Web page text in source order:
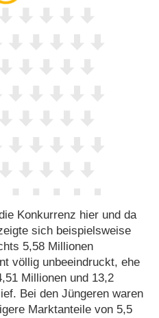
Konkurrenz hier und da
sich beispielsweise
5,58 Millionen
völlig unbeeindruckt, ehe
Millionen und 13,2
Bei den Jüngeren waren
Marktanteile von 5,5